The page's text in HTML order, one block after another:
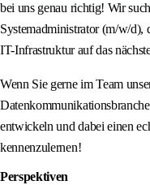
bei uns genau richtig! Wir
Systemadministrator (m/w/d),
IT-Infrastruktur auf das
Wenn Sie gerne im Team
entwickeln und dabei einen
kennenzulernen!
Perspektiven